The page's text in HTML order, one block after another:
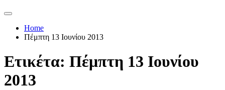
Home
Πέμπτη 13 Ιουνίου 2013
Ετικέτα: Πέμπτη 13 Ιουνίου
2013